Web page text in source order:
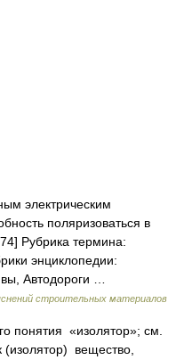
электрическим
поляризоваться в
Рубрика термина:
энциклопедии:
Автодороги …
строительных материалов
понятия «изолятор»; см.
(изолятор) вещество,